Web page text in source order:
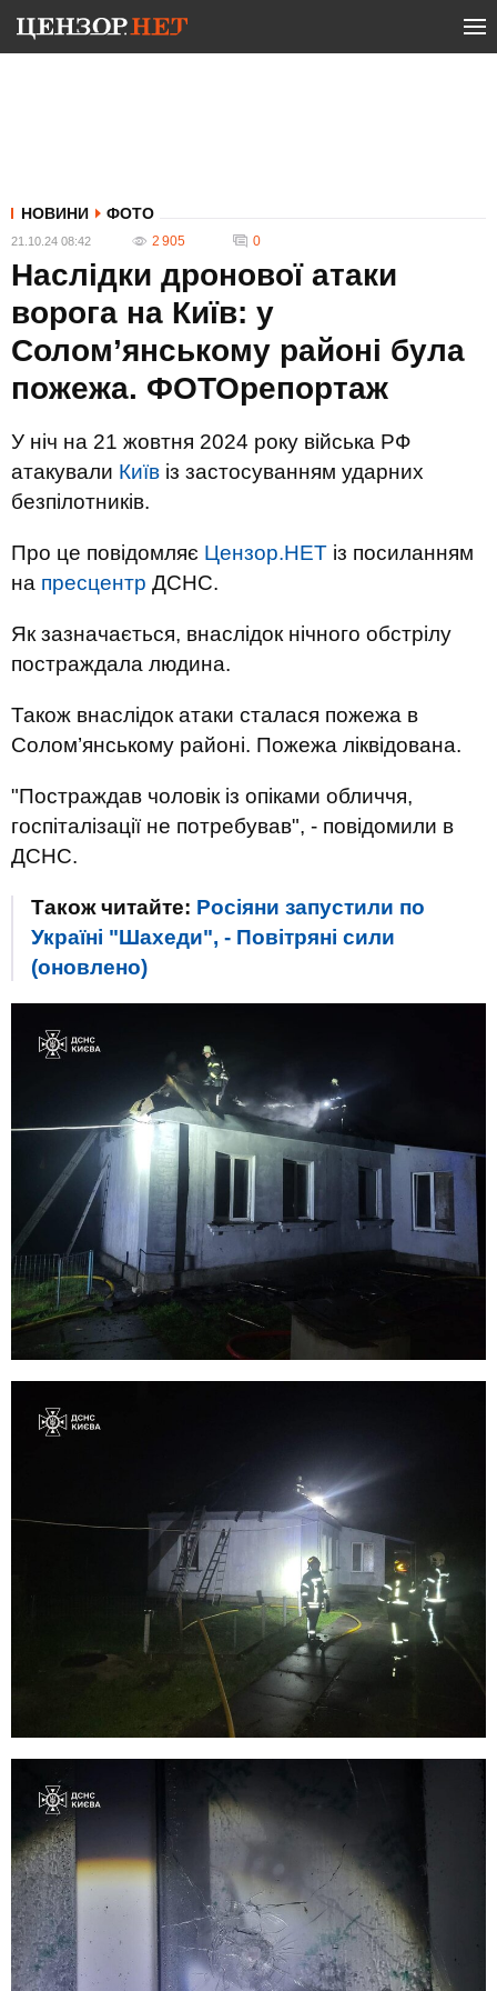
НОВИНИ ФОТО
21.10.24 08:42 2 905 0
Наслідки дронової атаки
ворога на Київ: у
Солом’янському районі була
пожежа. ФОТОрепортаж
У ніч на 21 жовтня 2024 року війська РФ
атакували Київ із застосуванням ударних
безпілотників.
Про це повідомляє Цензор.НЕТ із посиланням
на пресцентр ДСНС.
Як зазначається, внаслідок нічного обстрілу
постраждала людина.
Також внаслідок атаки сталася пожежа в
Солом’янському районі. Пожежа ліквідована.
"Постраждав чоловік із опіками обличчя,
госпіталізації не потребував", - повідомили в
ДСНС.
Також читайте: Росіяни запустили по
Україні "Шахеди", - Повітряні сили
(оновлено)